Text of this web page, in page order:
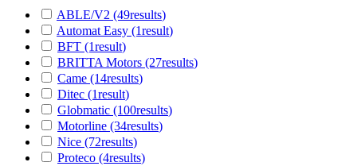
ABLE/V2 (49results)
Automat Easy (1result)
BFT (1result)
BRITTA Motors (27results)
Came (14results)
Ditec (1result)
Globmatic (100results)
Motorline (34results)
Nice (72results)
Proteco (4results)